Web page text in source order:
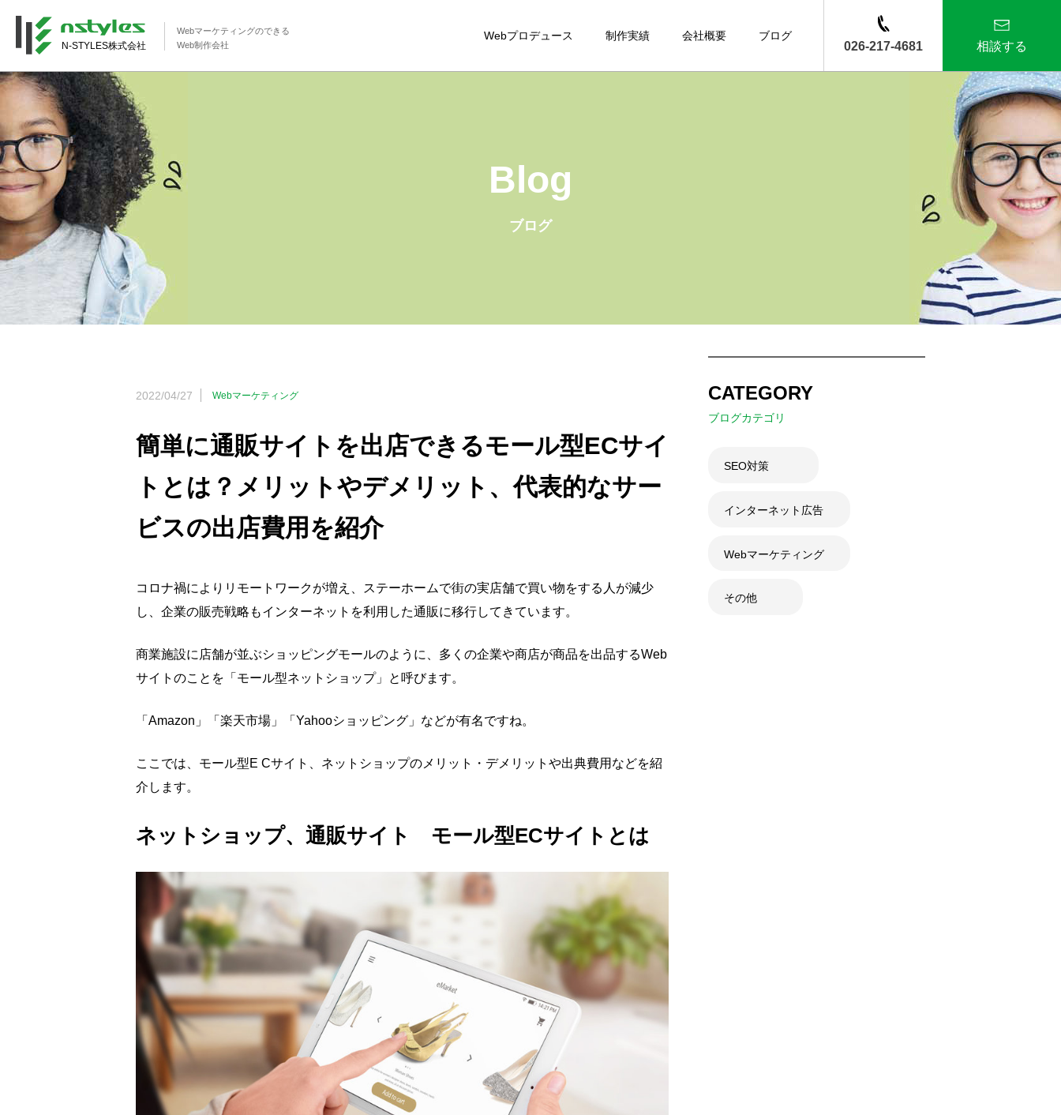
N-STYLES株式会社
Webマーケティングのできる
Web制作会社
相談する
026-217-4681
Webプロデュース 制作実績 会社概要 ブログ
Blog
ブログ
2022/04/27 Webマーケティング
簡単に通販サイトを出店できるモール型ECサイ
トとは？メリットやデメリット、代表的なサー
ビスの出店費用を紹介
コロナ禍によりリモートワークが増え、ステーホームで街の実店舗で買い物をする人が減少
し、企業の販売戦略もインターネットを利用した通販に移行してきています。
商業施設に店舗が並ぶショッピングモールのように、多くの企業や商店が商品を出品するWeb
サイトのことを「モール型ネットショップ」と呼びます。
「Amazon」「楽天市場」「Yahooショッピング」などが有名ですね。
ここでは、モール型E Cサイト、ネットショップのメリット・デメリットや出典費用などを紹
介します。
ネットショップ、通販サイト モール型ECサイトとは
CATEGORY
ブログカテゴリ
SEO対策
インターネット広告
Webマーケティング
その他